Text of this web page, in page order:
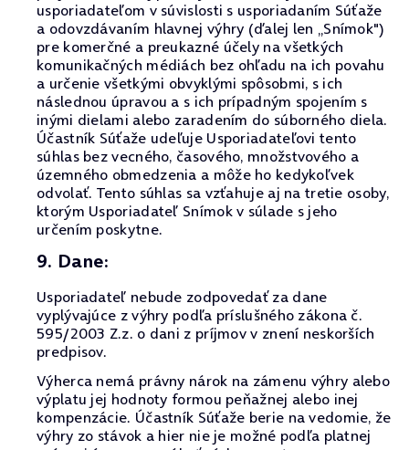
usporiadateľom v súvislosti s usporiadaním Súťaže
a odovzdávaním hlavnej výhry (ďalej len „Snímok")
pre komerčné a preukazné účely na všetkých
komunikačných médiách bez ohľadu na ich povahu
a určenie všetkými obvyklými spôsobmi, s ich
následnou úpravou a s ich prípadným spojením s
inými dielami alebo zaradením do súborného diela.
Účastník Súťaže udeľuje Usporiadateľovi tento
súhlas bez vecného, časového, množstvového a
územného obmedzenia a môže ho kedykoľvek
odvolať. Tento súhlas sa vzťahuje aj na tretie osoby,
ktorým Usporiadateľ Snímok v súlade s jeho
určením poskytne.
9. Dane:
Usporiadateľ nebude zodpovedať za dane
vyplývajúce z výhry podľa príslušného zákona č.
595/2003 Z.z. o dani z príjmov v znení neskorších
predpisov.
Výherca nemá právny nárok na zámenu výhry alebo
výplatu jej hodnoty formou peňažnej alebo inej
kompenzácie. Účastník Súťaže berie na vedomie, že
výhry zo stávok a hier nie je možné podľa platnej